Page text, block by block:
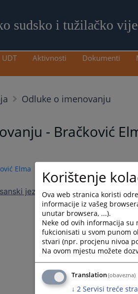
sudsko i tužilačko
UDT Aktivnosti Dokumenti
Odluke o imenovanju
- Bračković
Elma
jezik
Korištenje
Ova web stranica koristi
informacije iz vašeg
unutar browsera, ...).
Neke od ovih informacija
fukcionisati u svom punom
stvari (npr. procjenu nivoa
Na ovom mjestu možete
Translation(obavezna)
↓ 2 Servisi treće